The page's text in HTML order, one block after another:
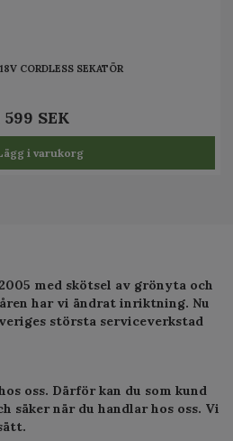
CORDLESS SEKATÖR
599 SEK
i varukorg
med skötsel av grönyta och
har vi ändrat inriktning. Nu
största serviceverkstad
oss. Därför kan du som kund
säker när du handlar hos oss. Vi